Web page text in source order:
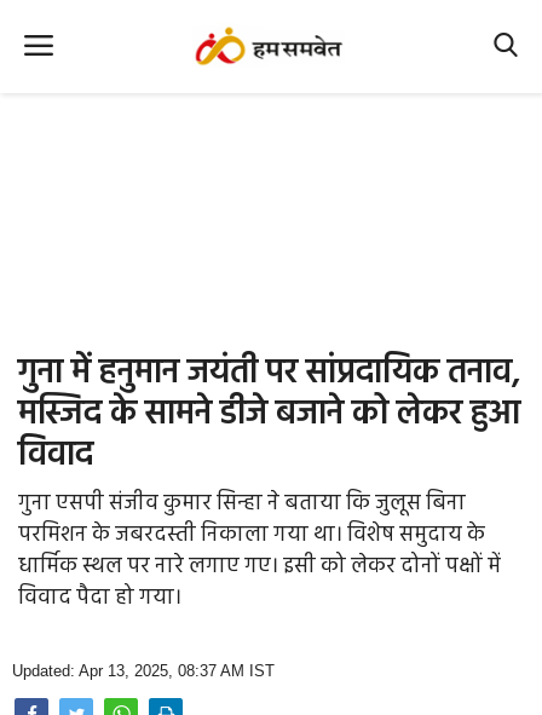
Office Office
Political Gossips
Farm & Food
Opinion
Photo Gallery
गुना में हनुमान जयंती पर सांप्रदायिक तनाव,
मस्जिद के सामने डीजे बजाने को लेकर हुआ
विवाद
गुना एसपी संजीव कुमार सिन्हा ने बताया कि जुलूस बिना
परमिशन के जबरदस्ती निकाला गया था। विशेष समुदाय के
धार्मिक स्थल पर नारे लगाए गए। इसी को लेकर दोनों पक्षों में
विवाद पैदा हो गया।
Updated: Apr 13, 2025, 08:37 AM IST